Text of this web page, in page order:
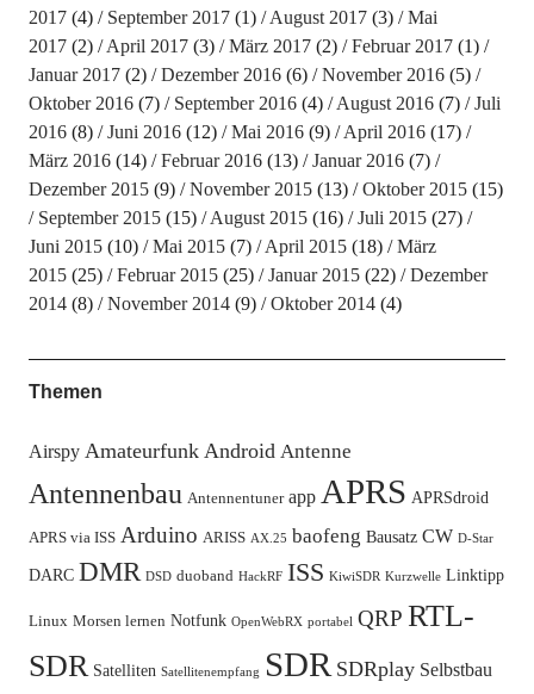
2017(4) September 2017(1) August 2017(3)
Mai
2017(2) April 2017(3) März 2017(2) Februar 2017(1)
Januar 2017(2) Dezember 2016(6) November 2016(5)
Oktober 2016(7) September 2016(4) August 2016(7)
Juli
2016(8) Juni 2016(12) Mai 2016(9) April 2016(17)
März 2016(14) Februar 2016(13) Januar 2016(7)
Dezember 2015(9) November 2015(13) Oktober 2015(15)
September 2015(15) August 2015(16) Juli 2015(27)
Juni 2015(10) Mai 2015(7) April 2015(18)
März
2015(25) Februar 2015(25) Januar 2015(22)
Dezember
2014(8) November 2014(9) Oktober 2014(4)
Themen
Airspy Amateurfunk Android Antenne
Antennenbau Antennentuner app APRS APRSdroid
APRS via ISS Arduino ARISS AX.25 baofeng Bausatz CW D-Star
DARC DMR DSD duoband HackRF ISS KiwiSDR Kurzwelle Linktipp
Linux Morsen lernen Notfunk OpenWebRX portabel QRP RTL-
SDR Satelliten Satellitenempfang SDR SDRplay Selbstbau